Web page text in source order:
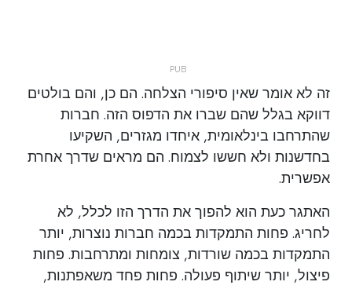
זה לא אומר שאין סיפורי הצלחה. הם כן, והם בולטים
דווקא בגלל שהם שברו את הדפוס הזה. חברות
שהתרחבו בינלאומית, איחדו מגזרים, השקיעו
בחדשנות ולא חששו לצמוח. הם מראים שדרך אחרת
אפשרית.
האתגר כעת הוא להפוך את הדרך הזו לכלל, לא
לחריג. פחות התמקדות בכמה חברות נוצרות, יותר
התמקדות בכמה שורדות, צומחות ומתרחבות. פחות
פיצול, יותר שיתוף פעולה. פחות פחד משאפתנות,